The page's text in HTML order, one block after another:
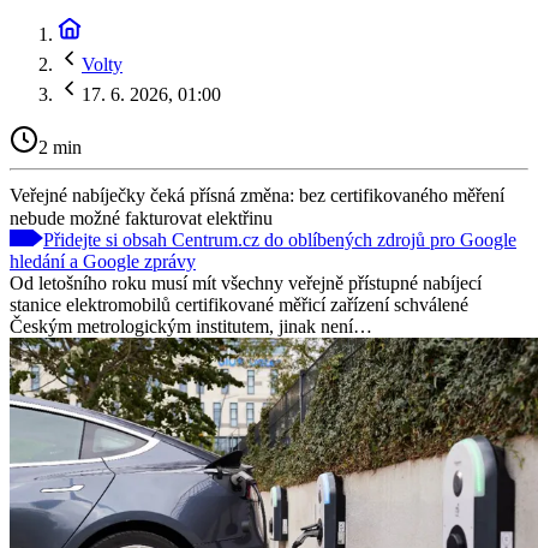
Volty
17. 6. 2026, 01:00
2 min
Veřejné nabíječky čeká přísná změna: bez certifikovaného měření
nebude možné fakturovat elektřinu
Přidejte si obsah Centrum.cz do oblíbených zdrojů pro Google
hledání a Google zprávy
Od letošního roku musí mít všechny veřejně přístupné nabíjecí
stanice elektromobilů certifikované měřicí zařízení schválené
Českým metrologickým institutem, jinak není…